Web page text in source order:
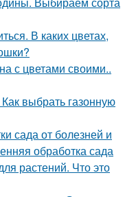
В каких цветах,
с цветами своими..
выбрать газонную
сада от болезней и
обработка сада
растений. Что это